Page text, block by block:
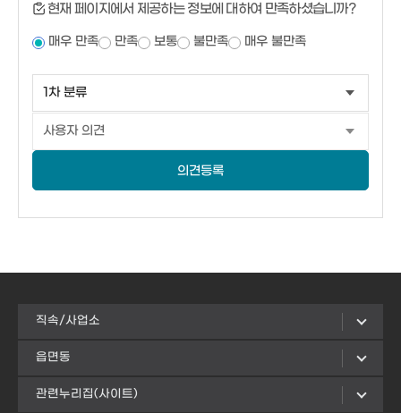
현재 페이지에서 제공하는 정보에 대하여 만족하셨습니까?
매우 만족 만족 보통 불만족 매우 불만족
의견등록
직속/사업소
읍면동
관련누리집(사이트)